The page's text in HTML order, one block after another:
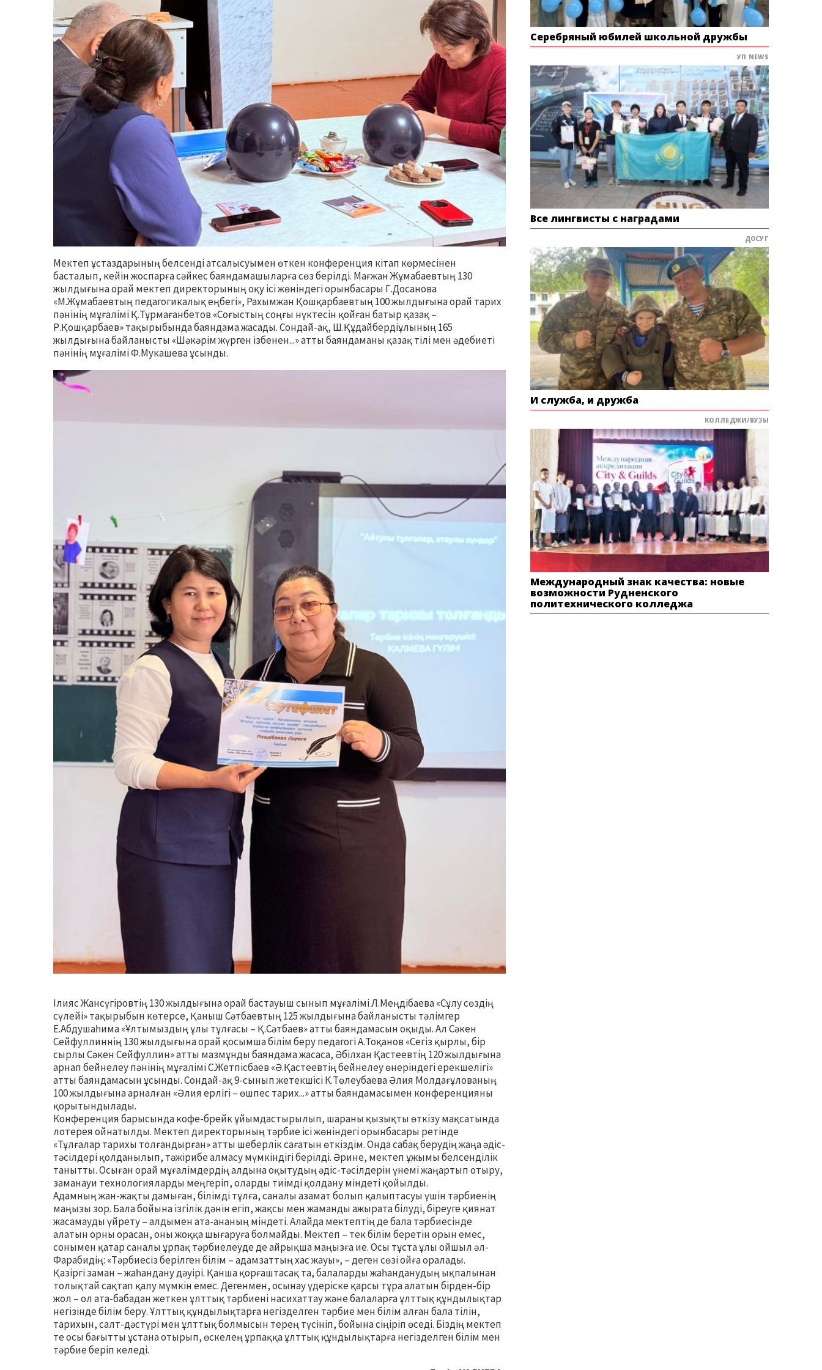
Мектеп ұстаздарының белсенді атсалысуымен өткен конференция кітап көрмесінен
басталып, кейін жоспарға сәйкес баяндамашыларға сөз берілді. Мағжан Жұмабаевтың 130
жылдығына орай мектеп директорының оқу ісі жөніндегі орынбасары Г.Досанова
«М.Жұмабаевтың педагогикалық еңбегі», Рахымжан Қошқарбаевтың 100 жылдығына орай тарих
пәнінің мұғалімі Қ.Тұрмағанбетов «Соғыстың соңғы нүктесін қойған батыр қазақ –
Р.Қошқарбаев» тақырыбында баяндама жасады. Сондай-ақ, Ш.Құдайбердіұлының 165
жылдығына байланысты «Шәкәрім жүрген ізбенен...» атты баяндаманы қазақ тілі мен әдебиеті
пәнінің мұғалімі Ф.Мукашева ұсынды.
Ілияс Жансүгіровтің 130 жылдығына орай бастауыш сынып мұғалімі Л.Меңдібаева «Сұлу сөздің
сүлейі» тақырыбын көтерсе, Қаныш Сәтбаевтың 125 жылдығына байланысты тәлімгер
Е.Абдушаһима «Ұлтымыздың ұлы тұлғасы – Қ.Сәтбаев» атты баяндамасын оқыды. Ал Сәкен
Сейфуллиннің 130 жылдығына орай қосымша білім беру педагогі А.Тоқанов «Сегіз қырлы, бір
сырлы Сәкен Сейфуллин» атты мазмұнды баяндама жасаса, Әбілхан Қастеевтің 120 жылдығына
арнап бейнелеу пәнінің мұғалімі С.Жетпісбаев «Ә.Қастеевтің бейнелеу өнеріндегі ерекшелігі»
атты баяндамасын ұсынды. Сондай-ақ 9-сынып жетекшісі К.Төлеубаева Әлия Молдағұлованың
100 жылдығына арналған «Әлия ерлігі – өшпес тарих...» атты баяндамасымен конференцияны
қорытындылады.
Конференция барысында кофе-брейк ұйымдастырылып, шараны қызықты өткізу мақсатында
лотерея ойнатылды. Мектеп директорының тәрбие ісі жөніндегі орынбасары ретінде
«Тұлғалар тарихы толғандырған» атты шеберлік сағатын өткіздім. Онда сабақ берудің жаңа әдіс-
тәсілдері қолданылып, тәжірибе алмасу мүмкіндігі берілді. Әрине, мектеп ұжымы белсенділік
танытты. Осыған орай мұғалімдердің алдына оқытудың әдіс-тәсілдерін үнемі жаңартып отыру,
заманауи технологияларды меңгеріп, оларды тиімді қолдану міндеті қойылды.
Адамның жан-жақты дамыған, білімді тұлға, саналы азамат болып қалыптасуы үшін тәрбиенің
маңызы зор. Бала бойына ізгілік дәнін егіп, жақсы мен жаманды ажырата білуді, біреуге қиянат
жасамауды үйрету – алдымен ата-ананың міндеті. Алайда мектептің де бала тәрбиесінде
алатын орны орасан, оны жоққа шығаруға болмайды. Мектеп – тек білім беретін орын емес,
сонымен қатар саналы ұрпақ тәрбиелеуде де айрықша маңызға ие. Осы тұста ұлы ойшыл әл-
Фарабидің: «Тәрбиесіз берілген білім – адамзаттың хас жауы», – деген сөзі ойға оралады.
Қазіргі заман – жаһандану дәуірі. Қанша қорғаштасақ та, балаларды жаһанданудың ықпалынан
толықтай сақтап қалу мүмкін емес. Дегенмен, осынау үдеріске қарсы тұра алатын бірден-бір
жол – ол ата-бабадан жеткен ұлттық тәрбиені насихаттау және балаларға ұлттық құндылықтар
негізінде білім беру. Ұлттық құндылықтарға негізделген тәрбие мен білім алған бала тілін,
тарихын, салт-дәстүрі мен ұлттық болмысын терең түсініп, бойына сіңіріп өседі. Біздің мектеп
те осы бағытты ұстана отырып, өскелең ұрпаққа ұлттық құндылықтарға негізделген білім мен
тәрбие беріп келеді.
Серебряный юбилей школьной дружбы
УП NEWS
Все лингвисты с наградами
ДОСУГ
И служба, и дружба
КОЛЛЕДЖИ/ВУЗЫ
Международный знак качества: новые
возможности Рудненского
политехнического колледжа